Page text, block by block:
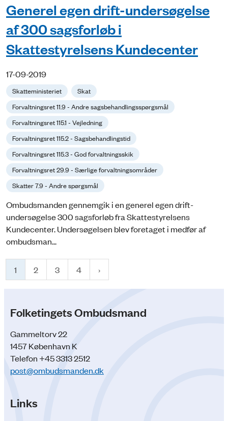
Generel egen drift-undersøgelse
af 300 sagsforløb i
Skattestyrelsens Kundecenter
17-09-2019
Skatteministeriet
Skat
Forvaltningsret 11.9 - Andre sagsbehandlingsspørgsmål
Forvaltningsret 115.1 - Vejledning
Forvaltningsret 115.2 - Sagsbehandlingstid
Forvaltningsret 115.3 - God forvaltningsskik
Forvaltningsret 29.9 - Særlige forvaltningsområder
Skatter 7.9 - Andre spørgsmål
Ombudsmanden gennemgik i en generel egen drift-
undersøgelse 300 sags­forløb fra Skattestyrelsens
Kundecenter. Undersøgelsen blev foretaget i medfør af
ombudsman...
1 2 3 4
Folketingets Ombudsmand
Gammeltorv 22
1457 København K
Telefon +45 3313 2512
post@ombudsmanden.dk
Links